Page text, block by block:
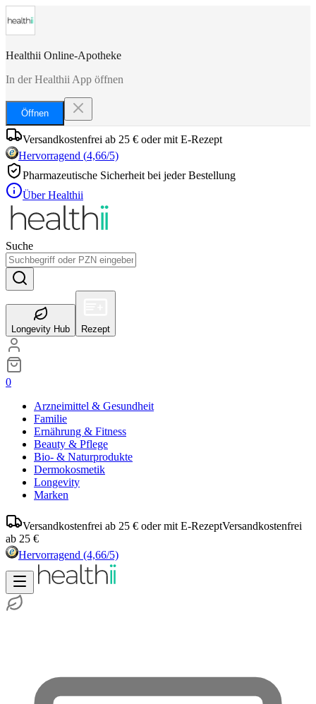
Healthii Online-Apotheke
In der Healthii App öffnen
Öffnen
Versandkostenfrei ab 25 € oder mit E-Rezept
Hervorragend (4,66/5)
Pharmazeutische Sicherheit bei jeder Bestellung
Über Healthii
Suche
Longevity Hub Rezept
0
Arzneimittel & Gesundheit
Familie
Ernährung & Fitness
Beauty & Pflege
Bio- & Naturprodukte
Dermokosmetik
Longevity
Marken
Versandkostenfrei ab 25 € oder mit E-RezeptVersandkostenfrei
ab 25 €
Hervorragend (4,66/5)